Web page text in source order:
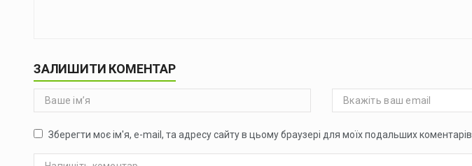
ЗАЛИШИТИ КОМЕНТАР
Зберегти моє ім'я, e-mail, та адресу сайту в цьому браузері для моїх подальших коментарів.